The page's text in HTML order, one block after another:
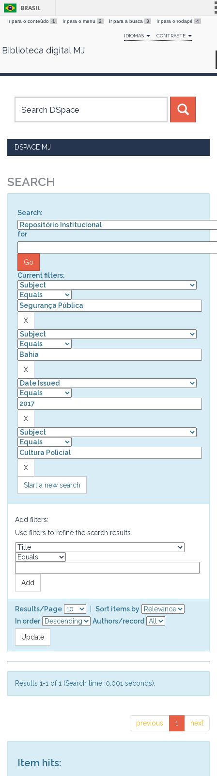
Skip
BRASIL
Simplifique!
Comunica BR
Canais
Ir para o conteúdo 1 Ir para o menu 2 Ir para a busca 3 Ir para o rodapé 4
IDIOMAS CONTRASTE
Biblioteca digital MJ
DSPACE MJ
SEARCH
Search:
for
Current filters:
Start a new search
Add filters:
Use filters to refine the search results.
Results/Page
Sort items by
In order
Authors/record
Results 1-1 of 1 (Search time: 0.001 seconds).
previous 1 next
Item hits: